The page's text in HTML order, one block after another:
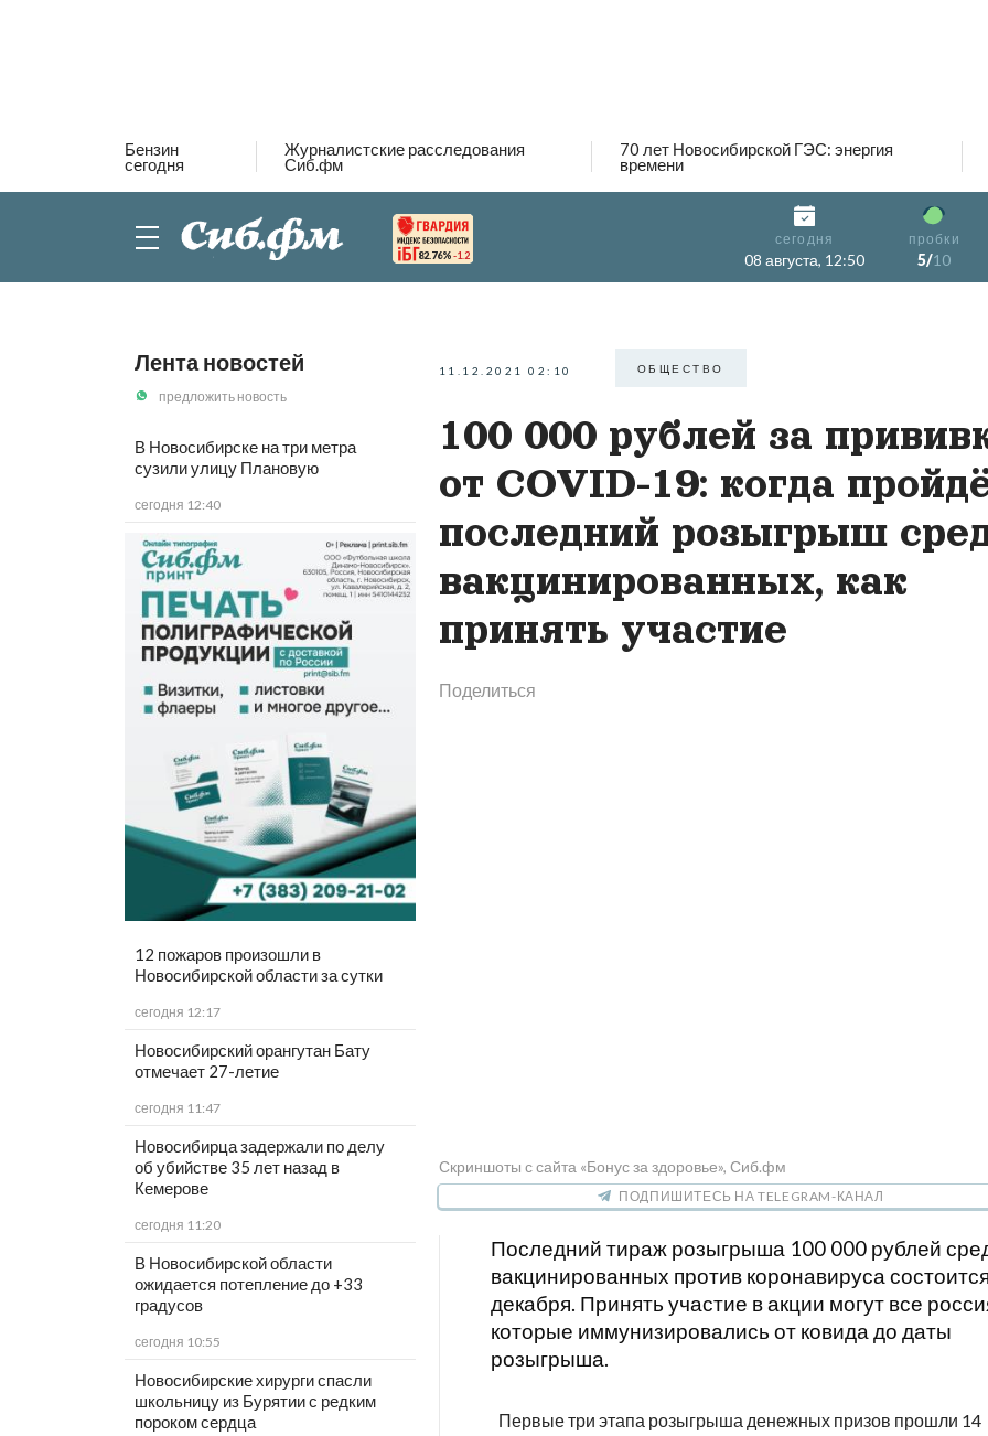
Бензин
сегодня
Журналистские расследования
Сиб.фм
70 лет Новосибирской ГЭС: энергия
времени
82.76% -1.2
сегодня
08 августа, 12:50
пробки
5/10
Лента новостей
предложить новость
В Новосибирске на три метра
сузили улицу Плановую
сегодня 12:40
12 пожаров произошли в
Новосибирской области за сутки
сегодня 12:17
Новосибирский орангутан Бату
отмечает 27-летие
сегодня 11:47
Новосибирца задержали по делу
об убийстве 35 лет назад в
Кемерове
сегодня 11:20
В Новосибирской области
ожидается потепление до +33
градусов
сегодня 10:55
Новосибирские хирурги спасли
школьницу из Бурятии с редким
пороком сердца
11.12.2021 02:10 ОБЩЕСТВО
100 000 рублей за
от COVID-19: когда
последний розыгрыш
вакцинированных, как
принять участие
Поделиться
Скриншоты с сайта «Бонус за здоровье», Сиб.фм
ПОДПИШИТЕСЬ НА TELEGRAM-КАНАЛ
Последний тираж розыгрыша 100 000 рублей
вакцинированных против коронавируса
декабря. Принять участие в акции могут все
которые иммунизировались от ковида до даты
розыгрыша.
Первые три этапа розыгрыша денежных призов прошли 14